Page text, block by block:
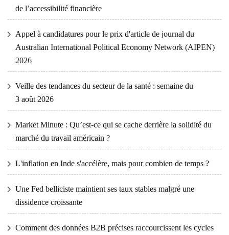
de l’accessibilité financière
Appel à candidatures pour le prix d'article de journal du
Australian International Political Economy Network (AIPEN)
2026
Veille des tendances du secteur de la santé : semaine du
3 août 2026
Market Minute : Qu’est-ce qui se cache derrière la solidité du
marché du travail américain ?
L'inflation en Inde s'accélère, mais pour combien de temps ?
Une Fed belliciste maintient ses taux stables malgré une
dissidence croissante
Comment des données B2B précises raccourcissent les cycles